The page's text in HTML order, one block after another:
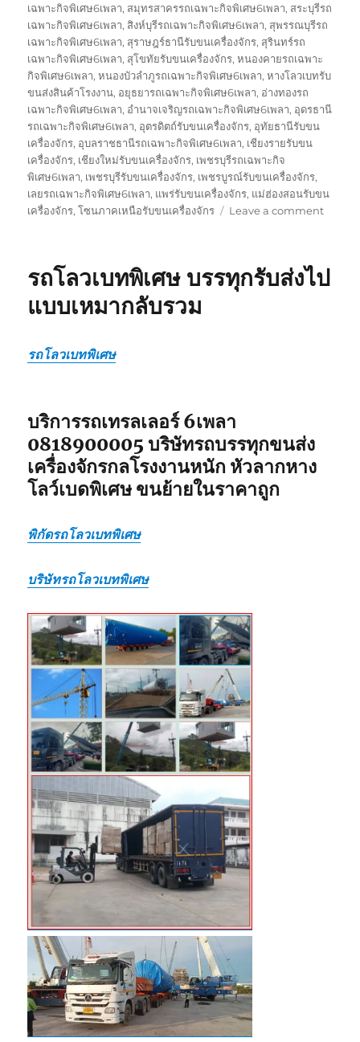
เฉพาะกิจพิเศษ6เพลา, สมุทรสาครรถเฉพาะกิจพิเศษ6เพลา, สระบุรีรถ
เฉพาะกิจพิเศษ6เพลา, สิงห์บุรีรถเฉพาะกิจพิเศษ6เพลา, สุพรรณบุรีรถ
เฉพาะกิจพิเศษ6เพลา, สุราษฎร์ธานีรับขนเครื่องจักร, สุรินทร์รถ
เฉพาะกิจพิเศษ6เพลา, สุโขทัยรับขนเครื่องจักร,หนองคายรถเฉพาะ
กิจพิเศษ6เพลา,หนองบัวลำภูรถเฉพาะกิจพิเศษ6เพลา,หางโลวเบทรับ
ขนส่งสินค้าโรงงาน, อยุธยารถเฉพาะกิจพิเศษ6เพลา, อ่างทองรถ
เฉพาะกิจพิเศษ6เพลา, อำนาจเจริญรถเฉพาะกิจพิเศษ6เพลา, อุดรธานี
รถเฉพาะกิจพิเศษ6เพลา, อุตรดิตถ์รับขนเครื่องจักร, อุทัยธานีรับขน
เครื่องจักร, อุบลราชธานีรถเฉพาะกิจพิเศษ6เพลา, เชียงรายรับขน
เครื่องจักร, เชียงใหม่รับขนเครื่องจักร, เพชรบุรีรถเฉพาะกิจ
พิเศษ6เพลา, เพชรบุรีรับขนเครื่องจักร, เพชรบูรณ์รับขนเครื่องจักร,
เลยรถเฉพาะกิจพิเศษ6เพลา, แพร่รับขนเครื่องจักร, แม่ฮ่องสอนรับขน
เครื่องจักร,โซนภาคเหนือรับขนเครื่องจักร Leave a commenton
รถโลวเบทพิเศษ บรรทุกรับส่งไป
แบบเหมากลับรวม
รถโลวเบทพิเศษ
บริการรถเทรลเลอร์ 6เพลา
0818900005 บริษัทรถบรรทุกขนส่ง
เครื่องจักรกลโรงงานหนัก หัวลากหาง
โลว์เบดพิเศษ ขนย้ายในราคาถูก
พิกัดรถโลวเบทพิเศษ
บริษัทรถโลวเบทพิเศษ